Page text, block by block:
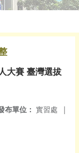
大賽 臺灣選拔
布單位： 實習處 |